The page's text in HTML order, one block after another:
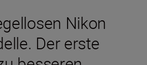
Nikon
Der erste